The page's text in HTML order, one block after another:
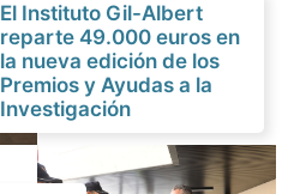
El Instituto Gil-Albert
reparte 49.000 euros en
la nueva edición de los
Premios y Ayudas a la
Investigación